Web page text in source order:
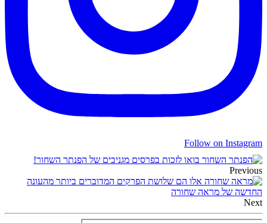
Follow on Instagram
בואו לזכות בפרסים מגניבים של הפנתר השחור!
Previous
אלו הם שלושת הפרקים המדוברים ביותר מהעונה
החדשה של מראה שחורה
Next